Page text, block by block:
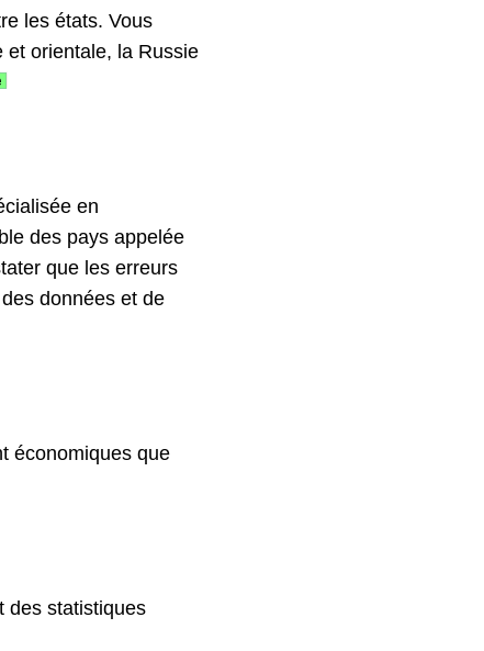
les états. Vous
et orientale, la Russie
en
des pays appelée
que les erreurs
données et de
économiques que
des statistiques